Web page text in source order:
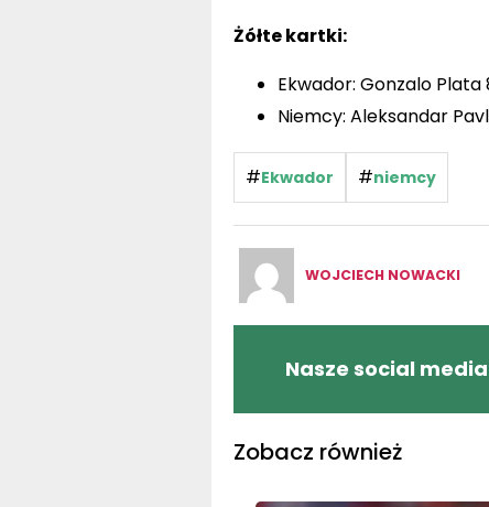
Żółte kartki:
Ekwador: Gonzalo Plata
Niemcy: Aleksandar
#Ekwador #niemcy
WOJCIECH NOWACKI
Nasze social
Zobacz również